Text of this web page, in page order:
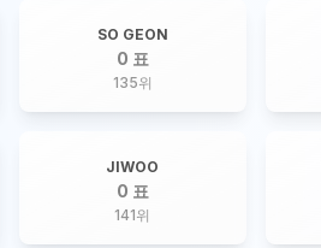
SO GEON
0 표
135위
JIWOO
0 표
141위